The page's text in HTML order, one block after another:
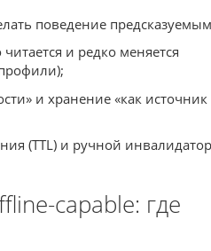
поведение
и редко меняется
и хранение «как источник
(TTL) и ручной инвалидатор
capable: где